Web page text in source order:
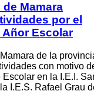
Mamara
por el
Escolar
de la
con motivo
en la I.E.I.
I.E.S. Rafael Grau